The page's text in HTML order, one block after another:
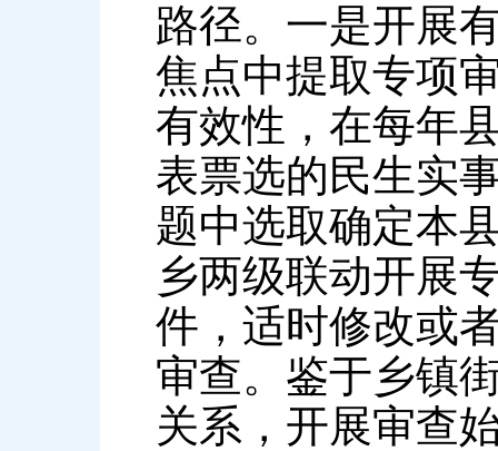
路径。一是开展
焦点中提取专项
有效性，在每年
表票选的民生实
题中选取确定本
乡两级联动开展
件，适时修改或
审查。鉴于乡镇
关系，开展审查